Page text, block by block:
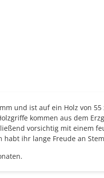
und ist auf ein Holz von
kommen aus dem
vorsichtig mit einem
habt ihr lange Freude an